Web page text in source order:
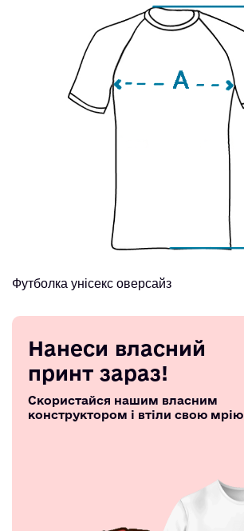
Футболка унісекс оверсайз
Нанеси власний
принт зараз!
Скористайся нашим власним
конструктором і втіли свою мрію